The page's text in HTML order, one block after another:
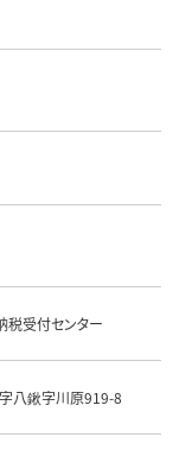
税受付センター
八鍬字川原919-8